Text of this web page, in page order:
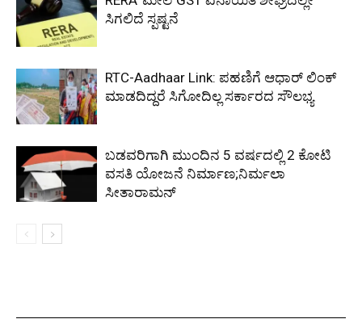
ಸಿಗಲಿದೆ ಸ್ಪಷ್ಟನೆ
RTC-Aadhaar Link: ಪಹಣಿಗೆ ಆಧಾರ್ ಲಿಂಕ್
ಮಾಡದಿದ್ದರೆ ಸಿಗೋದಿಲ್ಲ ಸರ್ಕಾರದ ಸೌಲಭ್ಯ
ಬಡವರಿಗಾಗಿ ಮುಂದಿನ 5 ವರ್ಷದಲ್ಲಿ 2 ಕೋಟಿ
ವಸತಿ ಯೋಜನೆ ನಿರ್ಮಾಣ;ನಿರ್ಮಲಾ
ಸೀತಾರಾಮನ್